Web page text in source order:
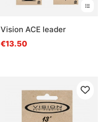
Vision ACE leader
€13.50